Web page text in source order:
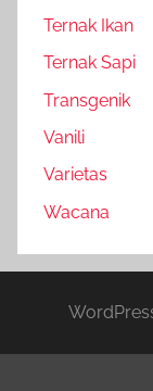
Ternak Ikan
Ternak Sapi
Transgenik
Vanili
Varietas
Wacana